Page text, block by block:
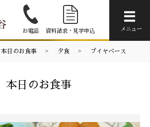
お電話 資料請求・見学申込 メニュー
本日のお食事 夕食 ブイヤベース
本日のお食事